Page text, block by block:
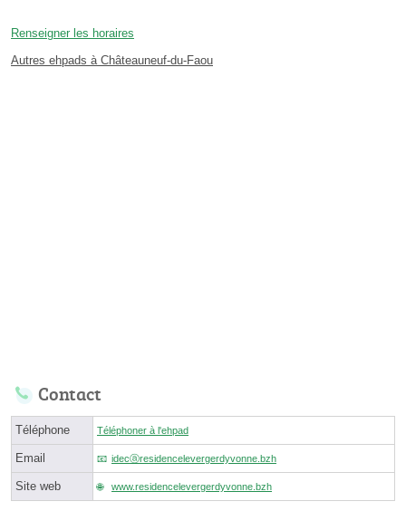
Renseigner les horaires
Autres ehpads à Châteauneuf-du-Faou
Contact
Téléphone Téléphoner à l'ehpad
Email idecⓐresidencelevergerdyvonne.bzh
Site web www.residencelevergerdyvonne.bzh